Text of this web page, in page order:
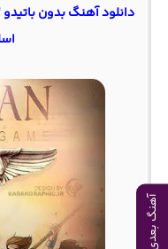
آهنگ بعدی
دانلود آهنگ بدون